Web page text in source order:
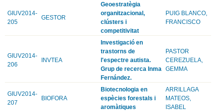
GIUV2014-
205
GESTOR
Geoestratègia
organitzacional,
clústers i
competitivitat
PUIG BLANCO,
FRANCISCO
GIUV2014-
206
INVTEA
Investigació en
trastorns de
l'espectre autista.
Grup de recerca Inma
Fernández.
PASTOR
CEREZUELA,
GEMMA
GIUV2014-
207
BIOFORA
Biotecnologia en
espècies forestals i
aromàtiques
ARRILLAGA
MATEOS,
ISABEL